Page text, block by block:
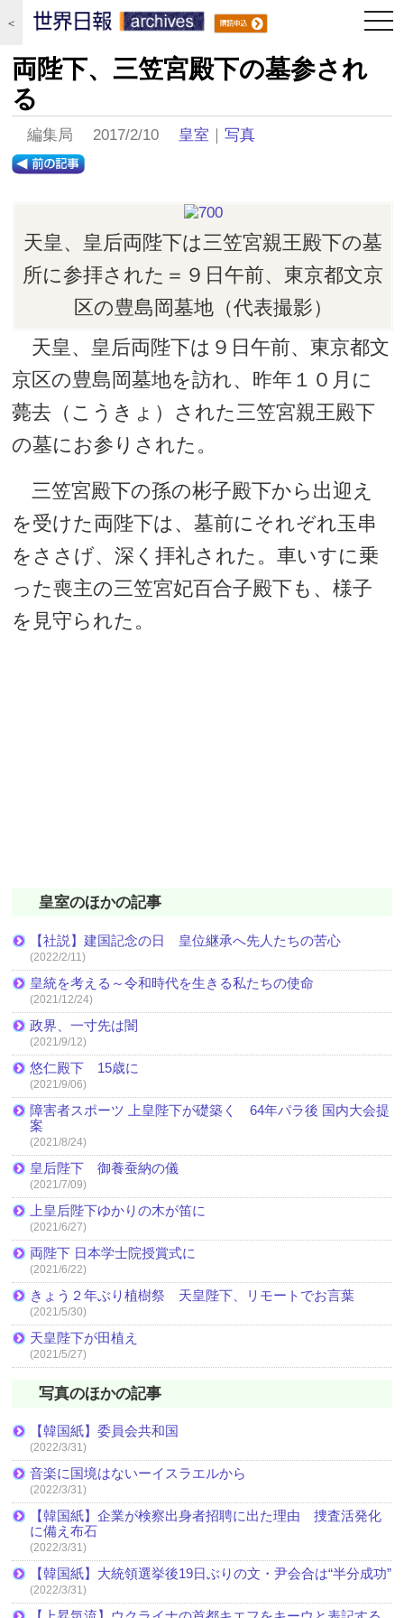
＜
両陛下、三笠宮殿下の墓参され
る
編集局 2017/2/10 皇室 ｜写真
天皇、皇后両陛下は三笠宮親王殿下の墓
所に参拝された＝９日午前、東京都文京
区の豊島岡墓地（代表撮影）
天皇、皇后両陛下は９日午前、東京都文
京区の豊島岡墓地を訪れ、昨年１０月に
薨去（こうきょ）された三笠宮親王殿下
の墓にお参りされた。
三笠宮殿下の孫の彬子殿下から出迎え
を受けた両陛下は、墓前にそれぞれ玉串
をささげ、深く拝礼された。車いすに乗
った喪主の三笠宮妃百合子殿下も、様子
を見守られた。
皇室のほかの記事
【社説】建国記念の日 皇位継承へ先人たちの苦心
(2022/2/11)
皇統を考える～令和時代を生きる私たちの使命
(2021/12/24)
政界、一寸先は闇
(2021/9/12)
悠仁殿下 15歳に
(2021/9/06)
障害者スポーツ 上皇陛下が礎築く 64年パラ後 国内大会提
案
(2021/8/24)
皇后陛下 御養蚕納の儀
(2021/7/09)
上皇后陛下ゆかりの木が笛に
(2021/6/27)
両陛下 日本学士院授賞式に
(2021/6/22)
きょう２年ぶり植樹祭 天皇陛下、リモートでお言葉
(2021/5/30)
天皇陛下が田植え
(2021/5/27)
写真のほかの記事
【韓国紙】委員会共和国
(2022/3/31)
音楽に国境はないーイスラエルから
(2022/3/31)
【韓国紙】企業が検察出身者招聘に出た理由 捜査活発化
に備え布石
(2022/3/31)
【韓国紙】大統領選挙後19日ぶりの文・尹会合は“半分成功”
(2022/3/31)